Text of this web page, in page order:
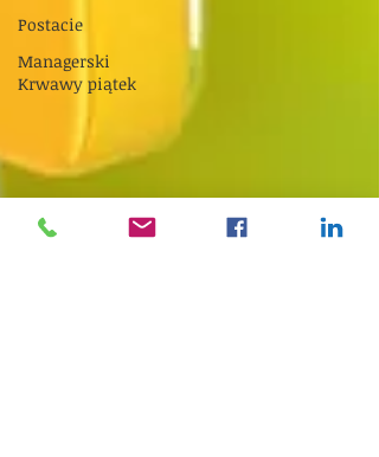
Postacie
Managerski
Krwawy piątek